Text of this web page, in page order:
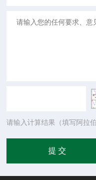
请输入计算结果（填写阿拉